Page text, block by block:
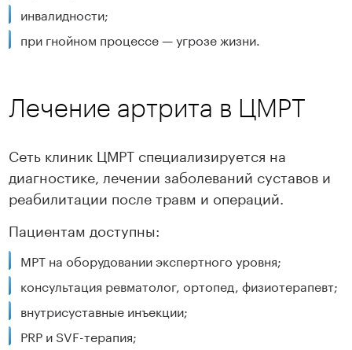
инвалидности;
при гнойном процессе — угрозе жизни.
Лечение артрита в ЦМРТ
Сеть клиник ЦМРТ специализируется на
диагностике, лечении заболеваний суставов и
реабилитации после травм и операций.
Пациентам доступны:
МРТ на оборудовании экспертного уровня;
консультация ревматолог, ортопед, физиотерапевт;
внутрисуставные инъекции;
PRP и SVF-терапия;